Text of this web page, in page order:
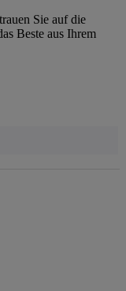
Sie auf die
Beste aus Ihrem